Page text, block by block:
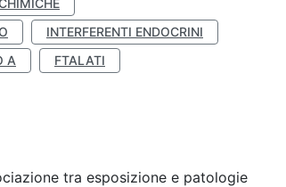
INTERFERENTI ENDOCRINI
A
FTALATI
tra esposizione e patologie